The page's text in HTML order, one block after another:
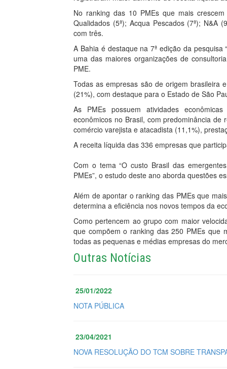
No ranking das 10 PMEs que mais
Qualidados (5ª); Acqua Pescados (7ª); N&A
com três.
A Bahia é destaque na 7ª edição da
uma das maiores organizações de
PME.
Todas as empresas são de origem brasileira
(21%), com destaque para o Estado de São
As PMEs possuem atividades
econômicos no Brasil, com predominância
comércio varejista e atacadista (11,1%),
A receita líquida das 336 empresas que
Com o tema “O custo Brasil das
PMEs”, o estudo deste ano aborda questões
Além de apontar o ranking das PMEs que
determina a eficiência nos novos tempos da
Como pertencem ao grupo com maior
que compõem o ranking das 250 PMEs que
todas as pequenas e médias empresas do
Outras Notícias
25/01/2022
NOTA PÚBLICA
23/04/2021
NOVA RESOLUÇÃO DO TCM SOBRE